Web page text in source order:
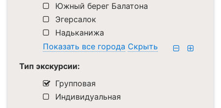
Южный берег Балатона
Эгерсалок
Надьканижа
Показать все города Скрыть
Тип экскурсии:
Групповая
Индивидуальная